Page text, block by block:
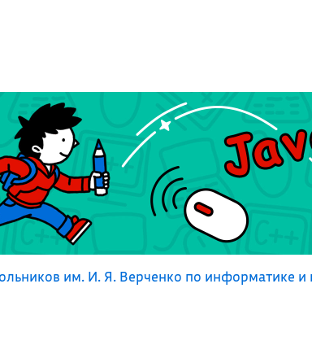
им. И. Я. Верченко по информатике и